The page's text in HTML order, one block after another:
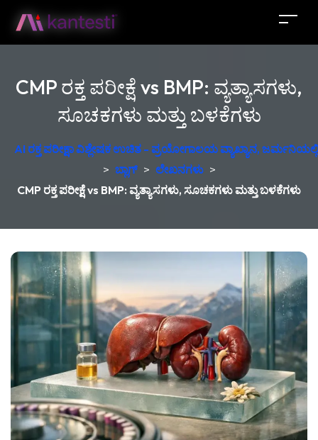
CMP ರಕ್ತ ಪರೀಕ್ಷೆ vs BMP: ವ್ಯತ್ಯಾಸಗಳು,
ಸೂಚಕಗಳು ಮತ್ತು ಬಳಕೆಗಳು
AI ರಕ್ತ ಪರೀಕ್ಷಾ ವಿಶ್ಲೇಷಕ ಉಚಿತ - ಪ್ರಯೋಗಾಲಯ ವ್ಯಾಖ್ಯಾನ,
> ಬ್ಲಾಗ್ > ಲೇಖನಗಳು >
CMP ರಕ್ತ ಪರೀಕ್ಷೆ vs BMP: ವ್ಯತ್ಯಾಸಗಳು, ಸೂಚಕಗಳು ಮತ್ತು ಬಳಕೆಗಳು